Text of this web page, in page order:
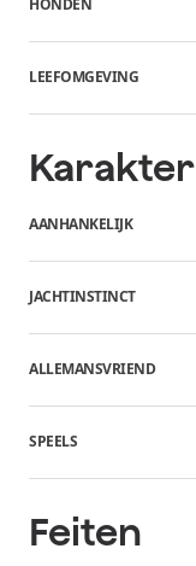
HONDEN
LEEFOMGEVING
Karakter
AANHANKELIJK
JACHTINSTINCT
ALLEMANSVRIEND
SPEELS
Feiten